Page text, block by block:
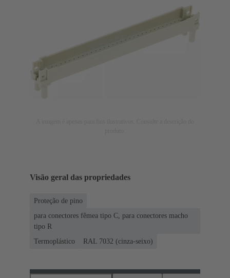
Visão geral das propriedades
Proteção de pino
para conectores fêmea tipo C, para conectores macho
tipo R
Termoplástico
RAL 7032 (cinza-seixo)